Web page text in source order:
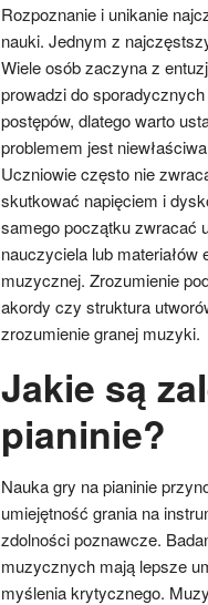
Rozpoznanie i unikanie
nauki. Jednym z
Wiele osób zaczyna z
prowadzi do
postępów, dlatego warto
problemem jest
Uczniowie często nie
skutkować napięciem i
samego początku zwracać
nauczyciela lub materiałów
muzycznej. Zrozumienie
akordy czy struktura
zrozumienie granej muzyki.
Jakie są
pianinie?
Nauka gry na pianinie
umiejętność grania na
zdolności poznawcze.
muzycznych mają lepsze
myślenia krytycznego.